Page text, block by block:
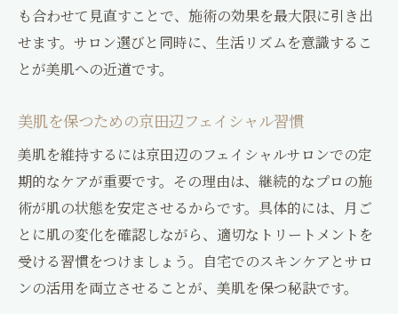
も合わせて見直すことで、施術の効果を最大限に引き出
せます。サロン選びと同時に、生活リズムを意識するこ
とが美肌への近道です。
美肌を保つための京田辺フェイシャル習慣
美肌を維持するには京田辺のフェイシャルサロンでの定
期的なケアが重要です。その理由は、継続的なプロの施
術が肌の状態を安定させるからです。具体的には、月ご
とに肌の変化を確認しながら、適切なトリートメントを
受ける習慣をつけましょう。自宅でのスキンケアとサロ
ンの活用を両立させることが、美肌を保つ秘訣です。